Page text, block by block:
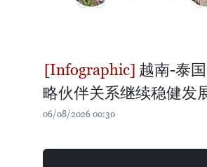
越南-泰
略伙伴关系继续稳健发
06/08/2026 00:30